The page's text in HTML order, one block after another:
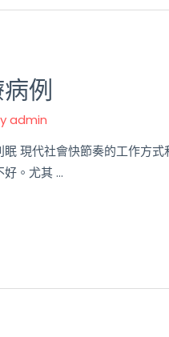
例
admin
現代社會快節奏的工作方
好。尤其 …